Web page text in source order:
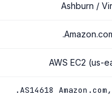
Ashburn /
AWS EC2 (us-
AS14618